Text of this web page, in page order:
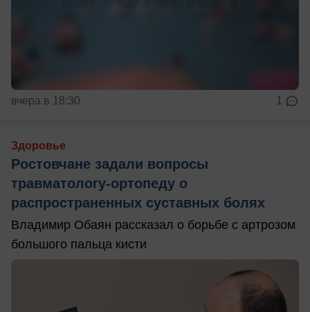
вчера в 18:30 1
Здоровье
Ростовчане задали вопросы
травматологу-ортопеду о
распространенных суставных болях
Владимир Обаян рассказал о борьбе с артрозом
большого пальца кисти